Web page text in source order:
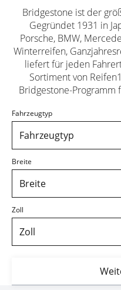
Bridgestone ist der
Gegründet 1931 in
Porsche, BMW,
Winterreifen,
liefert für jeden
Sortiment von
Bridgestone-Programm
Fahrzeugtyp
Fahrzeugtyp
Breite
Breite
Zoll
Zoll